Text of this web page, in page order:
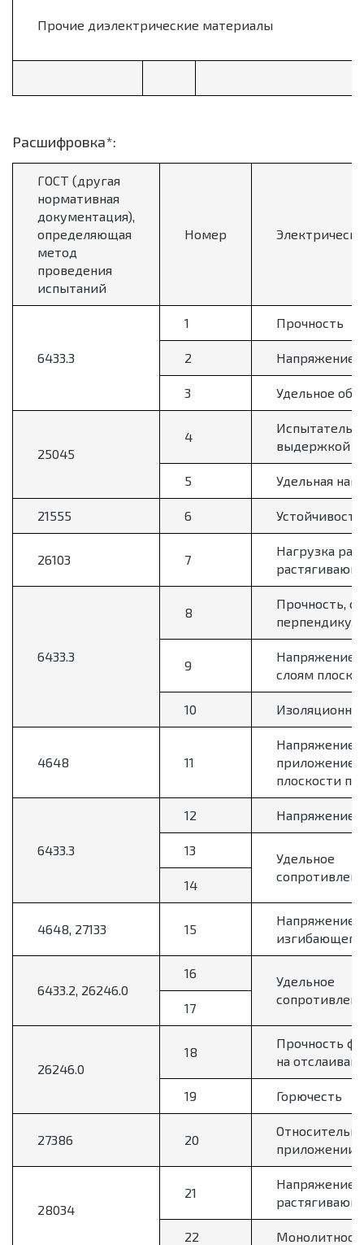
Прочие диэлектрические материалы
Расшифровка*:
ГОСТ (другая
нормативная
документация),
определяющая
метод
проведения
испытаний
Номер
6433.3
1 Прочность
2 Напряжение
3 Удельное
25045
4
выдержкой
5 Удельная
21555 6
26103 7
Нагрузка
6433.3
8
Прочность,
9
Напряжение
слоям
10
4648 11
Напряжение
плоскости
6433.3
12 Напряжение
13
Удельное
14
4648, 27133 15
Напряжение
6433.2, 26246.0
16
Удельное
17
26246.0
18
Прочность
на
19 Горючесть
27386 20
приложении
28034
21
Напряжение
22